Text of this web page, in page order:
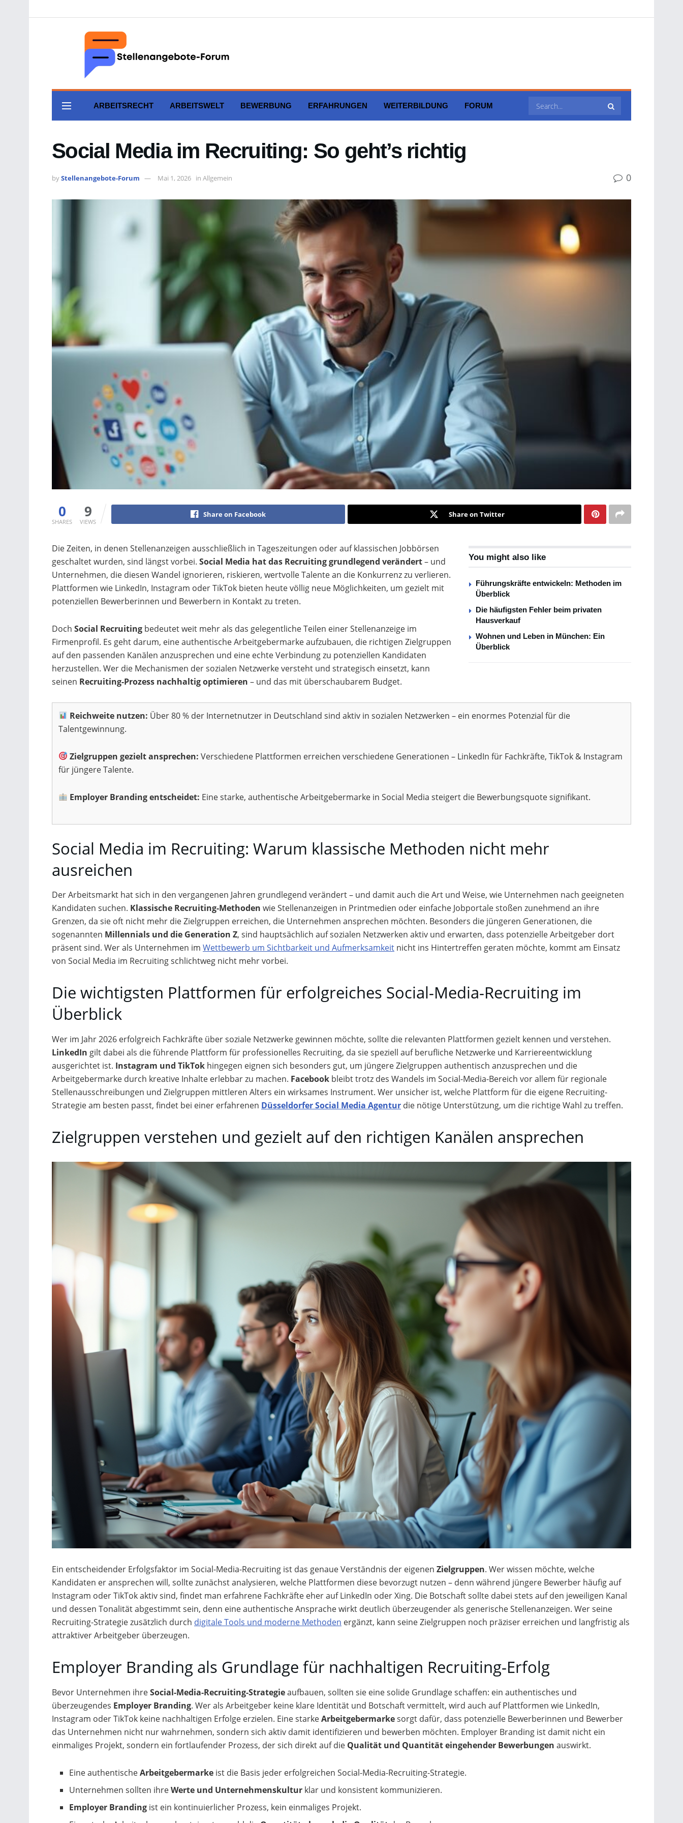
ARBEITSRECHT ARBEITSWELT BEWERBUNG ERFAHRUNGEN WEITERBILDUNG FORUM
Social Media im Recruiting: So geht’s richtig
byStellenangebote-Forum Mai 1, 2026 in Allgemein 0
0
SHARES
9
VIEWS
Share on Facebook Share on Twitter
You might also like
Führungskräfte entwickeln: Methoden im
Überblick
Die häufigsten Fehler beim privaten
Hausverkauf
Wohnen und Leben in München: Ein
Überblick
Die Zeiten, in denen Stellenanzeigen ausschließlich in Tageszeitungen oder auf klassischen Jobbörsen
geschaltet wurden, sind längst vorbei. Social Media hat das Recruiting grundlegend verändert– und
Unternehmen, die diesen Wandel ignorieren, riskieren, wertvolle Talente an die Konkurrenz zu verlieren.
Plattformen wie LinkedIn, Instagram oder TikTok bieten heute völlig neue Möglichkeiten, um gezielt mit
potenziellen Bewerberinnen und Bewerbern in Kontakt zu treten.
Doch Social Recruiting bedeutet weit mehr als das gelegentliche Teilen einer Stellenanzeige im
Firmenprofil. Es geht darum, eine authentische Arbeitgebermarke aufzubauen, die richtigen Zielgruppen
auf den passenden Kanälen anzusprechen und eine echte Verbindung zu potenziellen Kandidaten
herzustellen. Wer die Mechanismen der sozialen Netzwerke versteht und strategisch einsetzt, kann
seinen Recruiting-Prozess nachhaltig optimieren – und das mit überschaubarem Budget.
Reichweite nutzen: Über 80 % der Internetnutzer in Deutschland sind aktiv in sozialen Netzwerken – ein enormes Potenzial für die
Talentgewinnung.
Zielgruppen gezielt ansprechen: Verschiedene Plattformen erreichen verschiedene Generationen – LinkedIn für Fachkräfte, TikTok & Instagram
für jüngere Talente.
Employer Branding entscheidet: Eine starke, authentische Arbeitgebermarke in Social Media steigert die Bewerbungsquote signifikant.
Social Media im Recruiting: Warum klassische Methoden nicht mehr
ausreichen
Der Arbeitsmarkt hat sich in den vergangenen Jahren grundlegend verändert – und damit auch die Art und Weise, wie Unternehmen nach geeigneten
Kandidaten suchen. Klassische Recruiting-Methoden wie Stellenanzeigen in Printmedien oder einfache Jobportale stoßen zunehmend an ihre
Grenzen, da sie oft nicht mehr die Zielgruppen erreichen, die Unternehmen ansprechen möchten. Besonders die jüngeren Generationen, die
sogenannten Millennials und die Generation Z, sind hauptsächlich auf sozialen Netzwerken aktiv und erwarten, dass potenzielle Arbeitgeber dort
präsent sind. Wer als Unternehmen im Wettbewerb um Sichtbarkeit und Aufmerksamkeit nicht ins Hintertreffen geraten möchte, kommt am Einsatz
von Social Media im Recruiting schlichtweg nicht mehr vorbei.
Die wichtigsten Plattformen für erfolgreiches Social-Media-Recruiting im
Überblick
Wer im Jahr 2026 erfolgreich Fachkräfte über soziale Netzwerke gewinnen möchte, sollte die relevanten Plattformen gezielt kennen und verstehen.
LinkedIn gilt dabei als die führende Plattform für professionelles Recruiting, da sie speziell auf berufliche Netzwerke und Karriereentwicklung
ausgerichtet ist. Instagram und TikTok hingegen eignen sich besonders gut, um jüngere Zielgruppen authentisch anzusprechen und die
Arbeitgebermarke durch kreative Inhalte erlebbar zu machen. Facebook bleibt trotz des Wandels im Social-Media-Bereich vor allem für regionale
Stellenausschreibungen und Zielgruppen mittleren Alters ein wirksames Instrument. Wer unsicher ist, welche Plattform für die eigene Recruiting-
Strategie am besten passt, findet bei einer erfahrenen Düsseldorfer Social Media Agentur die nötige Unterstützung, um die richtige Wahl zu treffen.
Zielgruppen verstehen und gezielt auf den richtigen Kanälen ansprechen
Ein entscheidender Erfolgsfaktor im Social-Media-Recruiting ist das genaue Verständnis der eigenen Zielgruppen. Wer wissen möchte, welche
Kandidaten er ansprechen will, sollte zunächst analysieren, welche Plattformen diese bevorzugt nutzen – denn während jüngere Bewerber häufig auf
Instagram oder TikTok aktiv sind, findet man erfahrene Fachkräfte eher auf LinkedIn oder Xing. Die Botschaft sollte dabei stets auf den jeweiligen Kanal
und dessen Tonalität abgestimmt sein, denn eine authentische Ansprache wirkt deutlich überzeugender als generische Stellenanzeigen. Wer seine
Recruiting-Strategie zusätzlich durch digitale Tools und moderne Methoden ergänzt, kann seine Zielgruppen noch präziser erreichen und langfristig als
attraktiver Arbeitgeber überzeugen.
Employer Branding als Grundlage für nachhaltigen Recruiting-Erfolg
Bevor Unternehmen ihreSocial-Media-Recruiting-Strategieaufbauen, sollten sie eine solide Grundlage schaffen: ein authentisches und
überzeugendes Employer Branding. Wer als Arbeitgeber keine klare Identität und Botschaft vermittelt, wird auch auf Plattformen wie LinkedIn,
Instagram oder TikTok keine nachhaltigen Erfolge erzielen. Eine starkeArbeitgebermarkesorgt dafür, dass potenzielle Bewerberinnen und Bewerber
das Unternehmen nicht nur wahrnehmen, sondern sich aktiv damit identifizieren und bewerben möchten. Employer Branding ist damit nicht ein
einmaliges Projekt, sondern ein fortlaufender Prozess, der sich direkt auf die Qualität und Quantität eingehender Bewerbungen auswirkt.
Eine authentischeArbeitgebermarke ist die Basis jeder erfolgreichen Social-Media-Recruiting-Strategie.
Unternehmen sollten ihreWerte und Unternehmenskultur klar und konsistent kommunizieren.
Employer Branding ist ein kontinuierlicher Prozess, kein einmaliges Projekt.